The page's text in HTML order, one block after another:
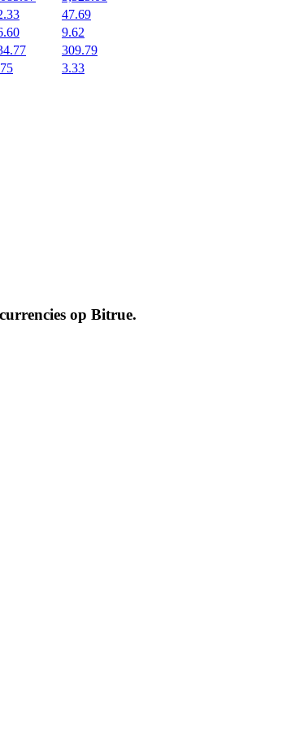
47.69
9.62
309.79
3.33
op Bitrue.